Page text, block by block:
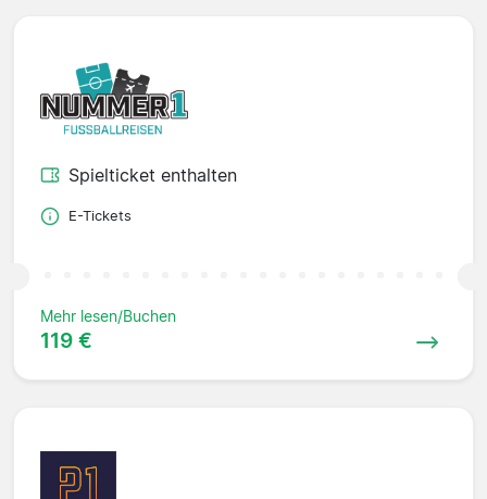
Spielticket enthalten
E-Tickets
Mehr lesen/Buchen
119 €